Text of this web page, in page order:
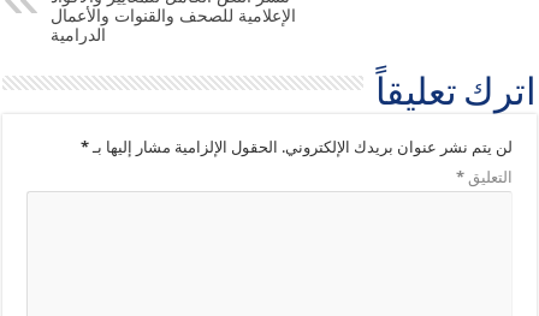
الإعلامية للصحف والقنوات والأعمال
الدرامية
اترك تعليقاً
لن يتم نشر عنوان بريدك الإلكتروني. الحقول الإلزامية مشار إليها بـ*
التعليق*